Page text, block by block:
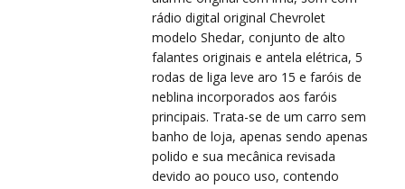
rádio digital original Chevrolet
modelo Shedar, conjunto de alto
falantes originais e antela elétrica, 5
rodas de liga leve aro 15 e faróis de
neblina incorporados aos faróis
principais. Trata-se de um carro sem
banho de loja, apenas sendo apenas
polido e sua mecânica revisada
devido ao pouco uso, contendo